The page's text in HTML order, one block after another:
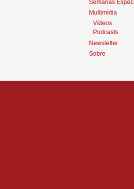
Semanas
Multimídia
Vídeos
Podcasts
Newsletter
Sobre